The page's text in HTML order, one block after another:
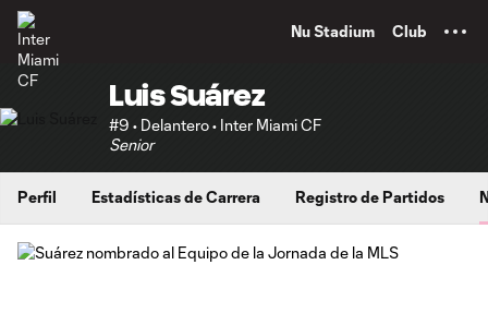
Nu Stadium Club
Luis Suárez
#9 • Delantero • Inter Miami CF
Senior
Perfil Estadísticas de Carrera Registro de Partidos